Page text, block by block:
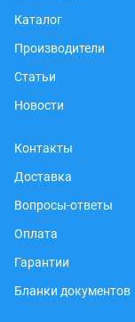
Каталог
Производители
Статьи
Новости
Контакты
Доставка
Вопросы-ответы
Оплата
Гарантии
Бланки документов